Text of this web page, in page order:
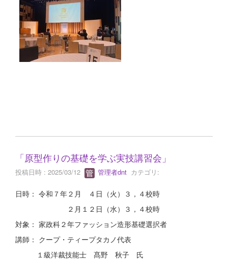
「原型作りの基礎を学ぶ実技講習会」
投稿日時 : 2025/03/12 管理者dnt カテゴリ:
日時： 令和７年２月 ４日（火）３，４校時
２月１２日（水）３，４校時
対象： 家政科２年ファッション造形基礎選択者
講師： クープ・ティープタカノ代表
１級洋裁技能士 髙野 秋子 氏